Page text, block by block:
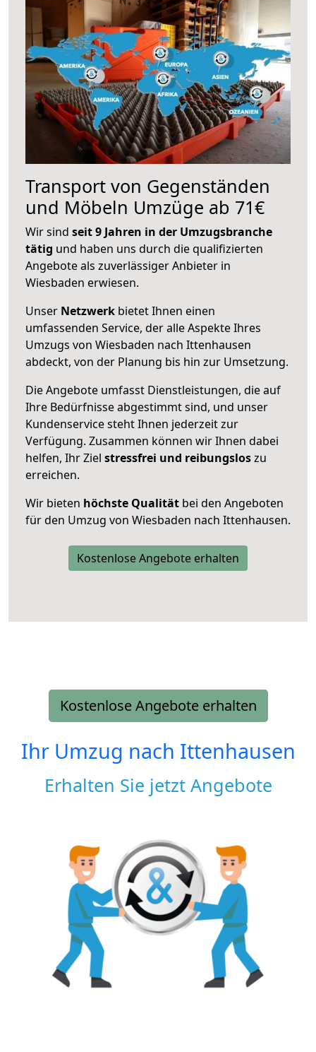
Transport von Gegenständen
und Möbeln Umzüge ab 71€
Wir sind seit 9 Jahren in der Umzugsbranche
tätig und haben uns durch die qualifizierten
Angebote als zuverlässiger Anbieter in
Wiesbaden erwiesen.
Unser Netzwerk bietet Ihnen einen
umfassenden Service, der alle Aspekte Ihres
Umzugs von Wiesbaden nach Ittenhausen
abdeckt, von der Planung bis hin zur Umsetzung.
Die Angebote umfasst Dienstleistungen, die auf
Ihre Bedürfnisse abgestimmt sind, und unser
Kundenservice steht Ihnen jederzeit zur
Verfügung. Zusammen können wir Ihnen dabei
helfen, Ihr Ziel stressfrei und reibungsloszu
erreichen.
Wir bieten höchste Qualität bei den Angeboten
für den Umzug von Wiesbaden nach Ittenhausen.
Kostenlose Angebote erhalten
Kostenlose Angebote erhalten
Ihr Umzug nach Ittenhausen
Erhalten Sie jetzt Angebote